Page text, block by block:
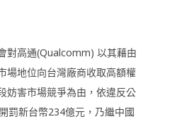
對高通(Qualcomm) 以其藉由
場地位向台灣廠商收取高額權
妨害市場競爭為由，依違反公
罰新台幣234億元，乃繼中國